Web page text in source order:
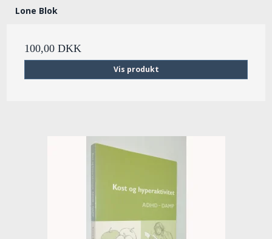
Lone Blok
100,00 DKK
Vis produkt